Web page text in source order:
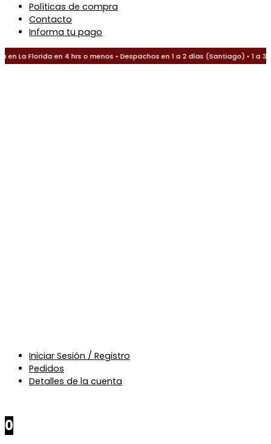
Políticas de compra
Contacto
Informa tu pago
La Florida en 4 hrs o menos • Despachos en 1 a 2 días (Santiago) • 1 a 3
Iniciar Sesión / Registro
Pedidos
Detalles de la cuenta
0